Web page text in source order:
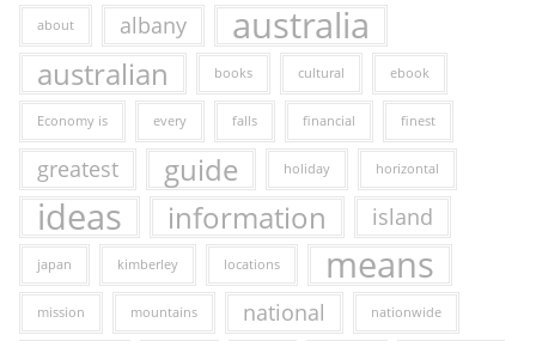
about albany australia
australian books cultural ebook
Economy is every falls financial finest
greatest guide holiday horizontal
ideas information island
japan kimberley locations means
mission mountains national nationwide